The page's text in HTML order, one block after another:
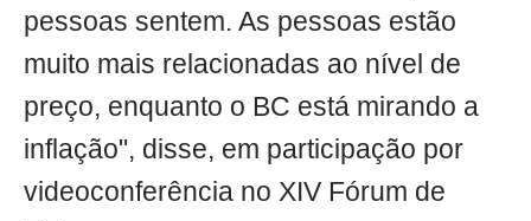
pessoas sentem. As pessoas estão
muito mais relacionadas ao nível de
preço, enquanto o BC está mirando a
inflação", disse, em participação por
videoconferência no XIV Fórum de